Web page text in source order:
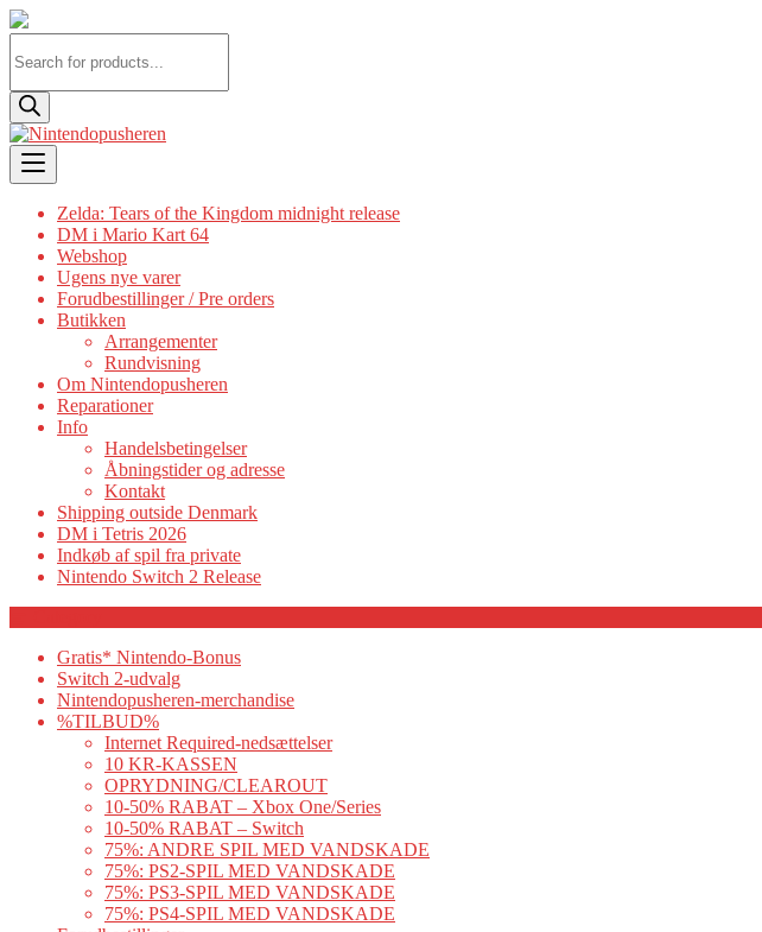
search
Skip
to
content
Zelda: Tears of the Kingdom midnight release
DM i Mario Kart 64
Webshop
Ugens nye varer
Forudbestillinger / Pre orders
Butikken
Arrangementer
Rundvisning
Om Nintendopusheren
Reparationer
Info
Handelsbetingelser
Åbningstider og adresse
Kontakt
Shipping outside Denmark
DM i Tetris 2026
Indkøb af spil fra private
Nintendo Switch 2 Release
Gratis* Nintendo-Bonus
Switch 2-udvalg
Nintendopusheren-merchandise
%TILBUD%
Internet Required-nedsættelser
10 KR-KASSEN
OPRYDNING/CLEAROUT
10-50% RABAT – Xbox One/Series
10-50% RABAT – Switch
75%: ANDRE SPIL MED VANDSKADE
75%: PS2-SPIL MED VANDSKADE
75%: PS3-SPIL MED VANDSKADE
75%: PS4-SPIL MED VANDSKADE